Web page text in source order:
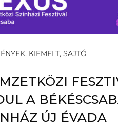
KIEMELT, SAJTÓ
A
ÚJ ÉVADA